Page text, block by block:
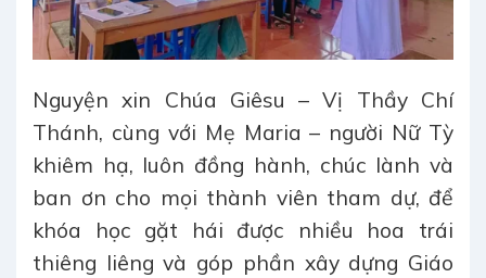
Nguyện xin Chúa Giêsu – Vị Thầy Chí
Thánh, cùng với Mẹ Maria – người Nữ Tỳ
khiêm hạ, luôn đồng hành, chúc lành và
ban ơn cho mọi thành viên tham dự, để
khóa học gặt hái được nhiều hoa trái
thiêng liêng và góp phần xây dựng Giáo